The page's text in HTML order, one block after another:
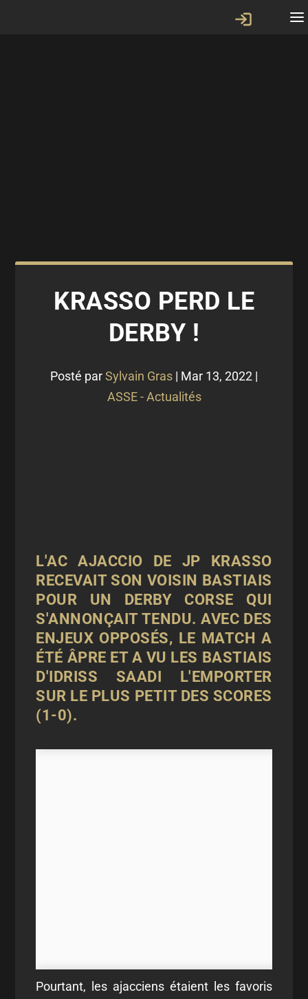
KRASSO PERD LE
DERBY !
Posté parSylvain Gras | Mar 13, 2022 |
ASSE - Actualités
L'AC AJACCIO DE JP KRASSO
RECEVAIT SON VOISIN BASTIAIS
POUR UN DERBY CORSE QUI
S'ANNONÇAIT TENDU. AVEC DES
ENJEUX OPPOSÉS, LE MATCH A
ÉTÉ ÂPRE ET A VU LES BASTIAIS
D'IDRISS SAADI L'EMPORTER
SUR LE PLUS PETIT DES SCORES
(1-0).
Pourtant, les ajacciens étaient les favoris